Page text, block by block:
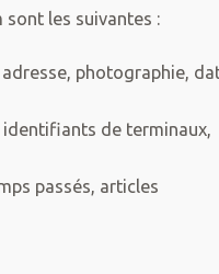
les suivantes :
photographie,
identifiants de terminaux,
passés, articles